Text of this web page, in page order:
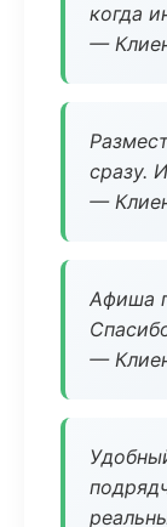
когда
—
сразу.
—
Афиша
—